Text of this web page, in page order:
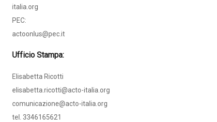
italia.org
PEC:
actoonlus@pec.it
Ufficio Stampa:
Elisabetta Ricotti
elisabetta.ricotti@acto-italia.org
comunicazione@acto-italia.org
tel. 3346165621